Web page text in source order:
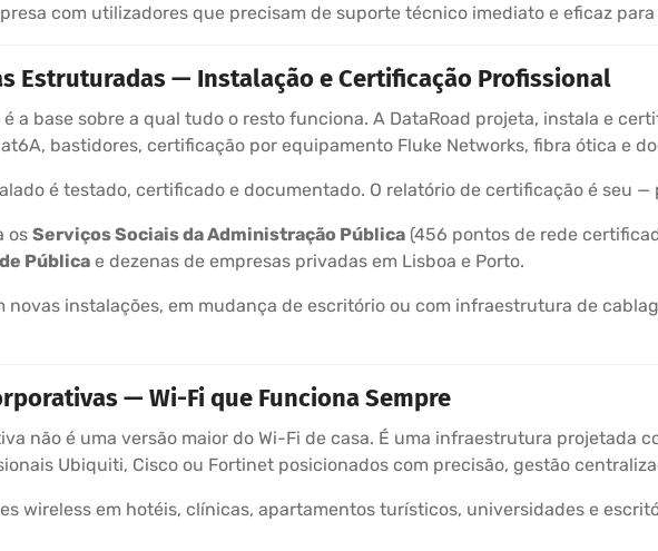
com utilizadores que precisam de suporte técnico imediato e eficaz
Estruturadas — Instalação e Certificação Profissional
a base sobre a qual tudo o resto funciona. A DataRoad projeta, instala e
bastidores, certificação por equipamento Fluke Networks, fibra ótica e
é testado, certificado e documentado. O relatório de certificação é seu —
os Serviços Sociais da Administração Pública (456 pontos de rede
Pública e dezenas de empresas privadas em Lisboa e Porto.
novas instalações, em mudança de escritório ou com infraestrutura de
— Wi-Fi que Funciona Sempre
não é uma versão maior do Wi-Fi de casa. É uma infraestrutura projetada
Ubiquiti, Cisco ou Fortinet posicionados com precisão, gestão
wireless em hotéis, clínicas, apartamentos turísticos, universidades e